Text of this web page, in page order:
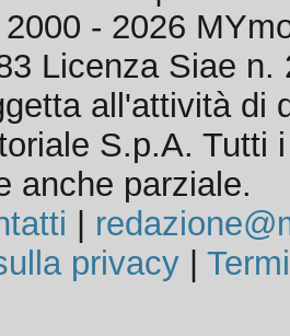
- 2026
Licenza Siae n.
all'attività di
S.p.A. Tutti
anche parziale.
privacy|